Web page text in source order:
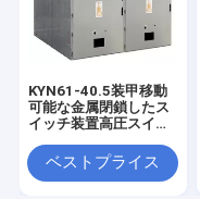
KYN61-40.5装甲移動
可能な金属閉鎖したス
イッチ装置高圧スイッ
ベストプライス